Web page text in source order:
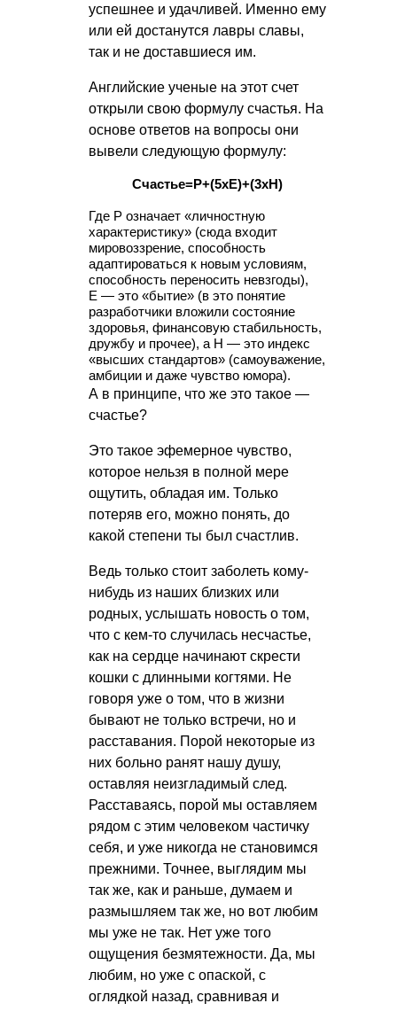
успешнее и удачливей. Именно ему
или ей достанутся лавры славы,
так и не доставшиеся им.
Английские ученые на этот счет
открыли свою формулу счастья. На
основе ответов на вопросы они
вывели следующую формулу:
Счастье=Р+(5хЕ)+(3хН)
Где Р означает «личностную
характеристику» (сюда входит
мировоззрение, способность
адаптироваться к новым условиям,
способность переносить невзгоды),
Е — это «бытие» (в это понятие
разработчики вложили состояние
здоровья, финансовую стабильность,
дружбу и прочее), а Н — это индекс
«высших стандартов» (самоуважение,
амбиции и даже чувство юмора).
А в принципе, что же это такое —
счастье?
Это такое эфемерное чувство,
которое нельзя в полной мере
ощутить, обладая им. Только
потеряв его, можно понять, до
какой степени ты был счастлив.
Ведь только стоит заболеть кому-
нибудь из наших близких или
родных, услышать новость о том,
что с кем-то случилась несчастье,
как на сердце начинают скрести
кошки с длинными когтями. Не
говоря уже о том, что в жизни
бывают не только встречи, но и
расставания. Порой некоторые из
них больно ранят нашу душу,
оставляя неизгладимый след.
Расставаясь, порой мы оставляем
рядом с этим человеком частичку
себя, и уже никогда не становимся
прежними. Точнее, выглядим мы
так же, как и раньше, думаем и
размышляем так же, но вот любим
мы уже не так. Нет уже того
ощущения безмятежности. Да, мы
любим, но уже с опаской, с
оглядкой назад, сравнивая и